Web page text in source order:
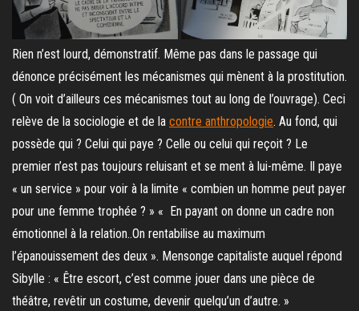
Rien n’est lourd, démonstratif. Même pas dans le passage qui
dénonce précisément les mécanismes qui mènent à la prostitution.
( On voit d’ailleurs ces mécanismes tout au long de l’ouvrage). Ceci
relève de la sociologie et de la contre anthropologie. Au fond, qui
possède qui ? Celui qui paye ? Celle ou celui qui reçoit ? Le
premier n’est pas toujours reluisant et se ment à lui-même. Il paye
« un service » pour voir à la limite « combien un homme peut payer
pour une femme trophée ? » « En payant on donne un cadre non
émotionnel à la relation..On rentabilise au maximum
l’épanouissement des deux ». Mensonge capitaliste auquel répond
Sibylle : « Être escort, c’est comme jouer dans une pièce de
théâtre, revêtir un costume, devenir quelqu’un d’autre. »